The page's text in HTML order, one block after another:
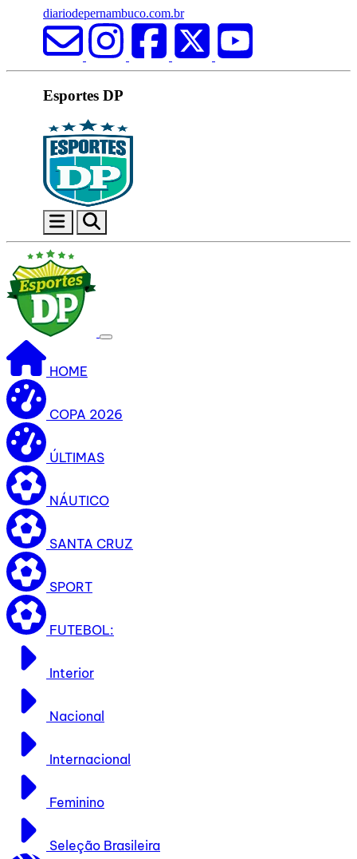
diariodepernambuco.com.br
Esportes DP
HOME
COPA 2026
ÚLTIMAS
NÁUTICO
SANTA CRUZ
SPORT
FUTEBOL:
Interior
Nacional
Internacional
Feminino
Seleção Brasileira